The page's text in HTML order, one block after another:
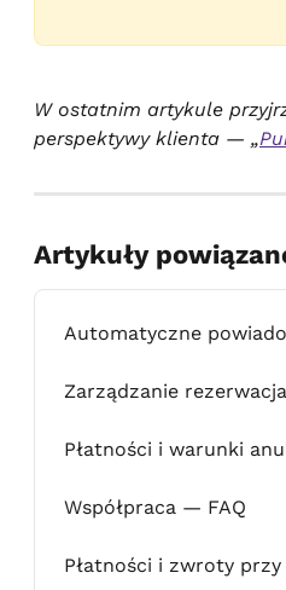
W ostatnim artykule
perspektywy klienta — „
Artykuły
Automatyczne
Zarządzanie
Płatności i warunki
Współpraca — FAQ
Płatności i zwroty